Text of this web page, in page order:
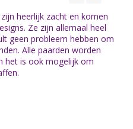
heerlijk zacht en komen
Ze zijn allemaal heel
geen probleem hebben om
Alle paarden worden
het is ook mogelijk om